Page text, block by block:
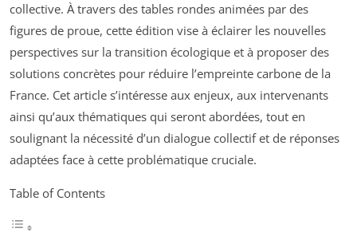
collective. À travers des tables rondes animées par des
figures de proue, cette édition vise à éclairer les nouvelles
perspectives sur la transition écologique et à proposer des
solutions concrètes pour réduire l’empreinte carbone de la
France. Cet article s’intéresse aux enjeux, aux intervenants
ainsi qu’aux thématiques qui seront abordées, tout en
soulignant la nécessité d’un dialogue collectif et de réponses
adaptées face à cette problématique cruciale.
Table of Contents